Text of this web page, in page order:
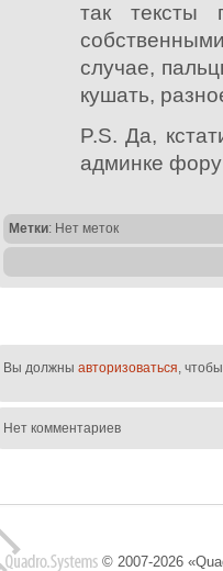
так тексты
случае,
кушать,
P.S. Да,
админке
Метки: Нет меток
Вы должны авторизоваться,
Нет комментариев
© 2007-2026